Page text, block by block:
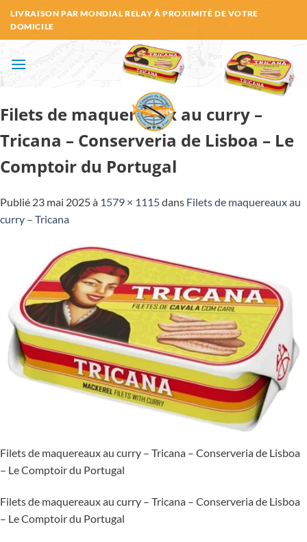
Passer
au
contenu
LIVRAISON PAR MONDIAL RELAY À PROXIMITÉ DE VOTRE
DOMICILE
Filets de maquereaux au curry –
Tricana – Conserveria de Lisboa – Le
Comptoir du Portugal
Publié 23 mai 2025à 1579 × 1115dans Filets de maquereaux au
curry – Tricana
Filets de maquereaux au curry – Tricana – Conserveria de Lisboa
– Le Comptoir du Portugal
Filets de maquereaux au curry – Tricana – Conserveria de Lisboa
– Le Comptoir du Portugal